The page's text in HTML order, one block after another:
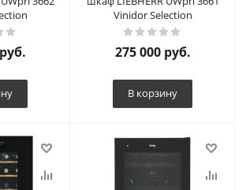
Vinidor Selection
275 000руб.
В корзину